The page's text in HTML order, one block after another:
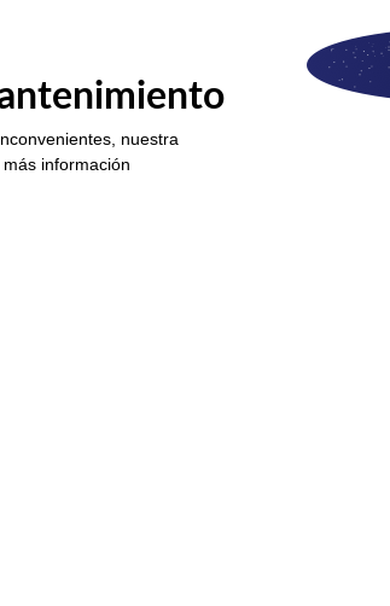
nuestra
información